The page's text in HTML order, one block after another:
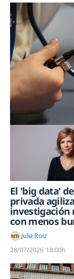
El 'big data'
privada
investigación
con menos
Julia Roiz
28/07/2026 18:00h